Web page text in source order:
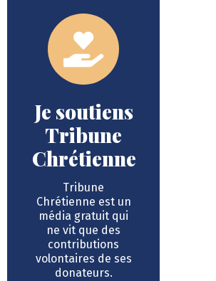
Je soutiens
Tribune
Chrétienne
Tribune
Chrétienne est un
média gratuit qui
ne vit que des
contributions
volontaires de ses
donateurs.